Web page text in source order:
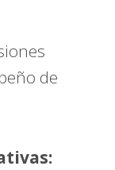
de